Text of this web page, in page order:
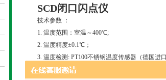
SCD闭口闪点仪
技术参数 ：
1. 温度范围：室温～400℃;
2. 温度精度±0.1℃；
3. 温度检测: PT100不锈钢温度传感器（德国进口
4. 闪点检测: 电极火焰离子检测；